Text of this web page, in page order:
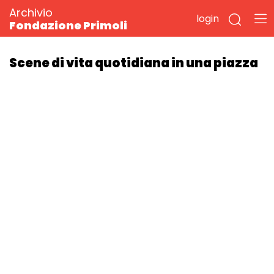
Archivio
Fondazione Primoli
login
Scene di vita quotidiana in una piazza